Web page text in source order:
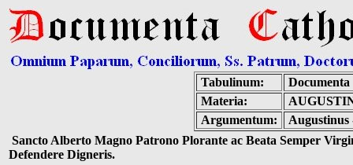
Tabulinum:
Materia:
Argumentum:
Sancto Alberto Magno Patrono Plorante ac Beata Semper
Defendere Digneris.